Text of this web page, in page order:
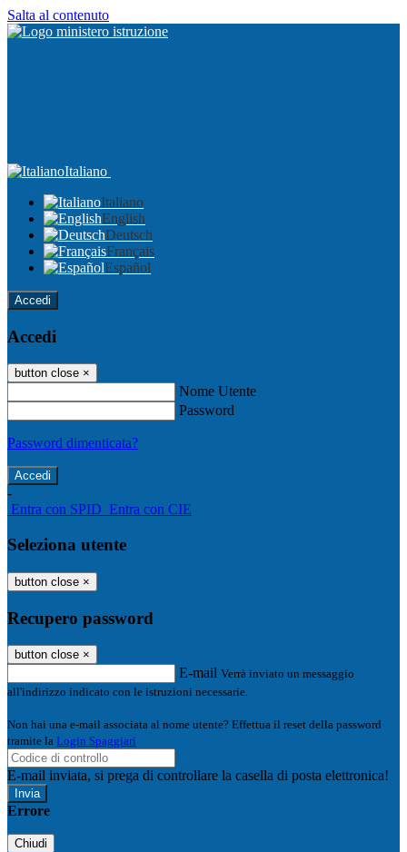
Salta al contenuto
Italiano
Italiano
English
Deutsch
Français
Español
Accedi
Accedi
button close ×
Nome Utente
Password
Password dimenticata?
-
Entra con SPID Entra con CIE
Seleziona utente
button close ×
Recupero password
button close ×
E-mail Verrà inviato un messaggio
all'indirizzo indicato con le istruzioni necessarie.
Non hai una e-mail associata al nome utente? Effettua il reset della password
tramite la Login Spaggiari
E-mail inviata, si prega di controllare la casella di posta elettronica!
Errore
Chiudi